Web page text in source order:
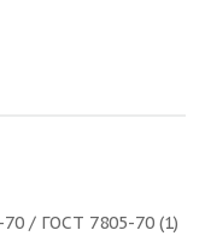
/ ГОСТ 7805-70 (1)